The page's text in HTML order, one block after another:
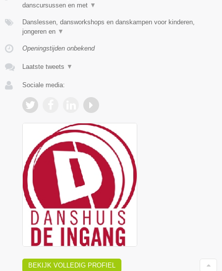
danscursussen en met ▼
Danslessen, dansworkshops en danskampen voor kinderen,
jongeren en ▼
Openingstijden onbekend
Laatste tweets ▼
Sociale media:
BEKIJK VOLLEDIG PROFIEL